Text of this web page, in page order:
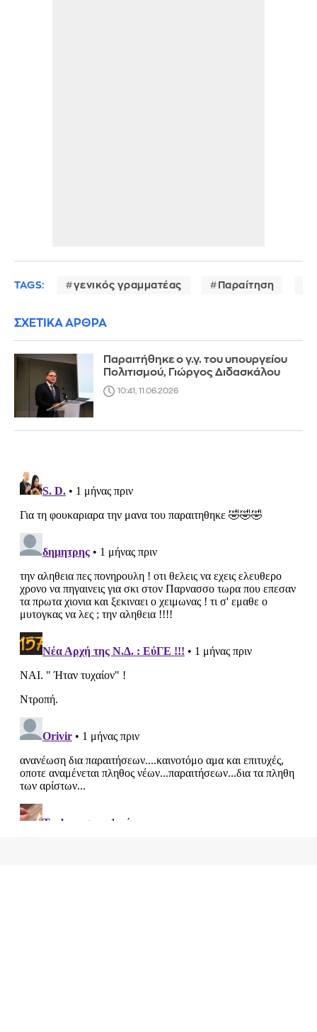
TAGS: γενικός γραμματέας Παραίτηση
ΣΧΕΤΙΚΑ ΑΡΘΡΑ
Παραιτήθηκε ο γ.γ. του υπουργείου
Πολιτισμού, Γιώργος Διδασκάλου
10:41, 11.06.2026